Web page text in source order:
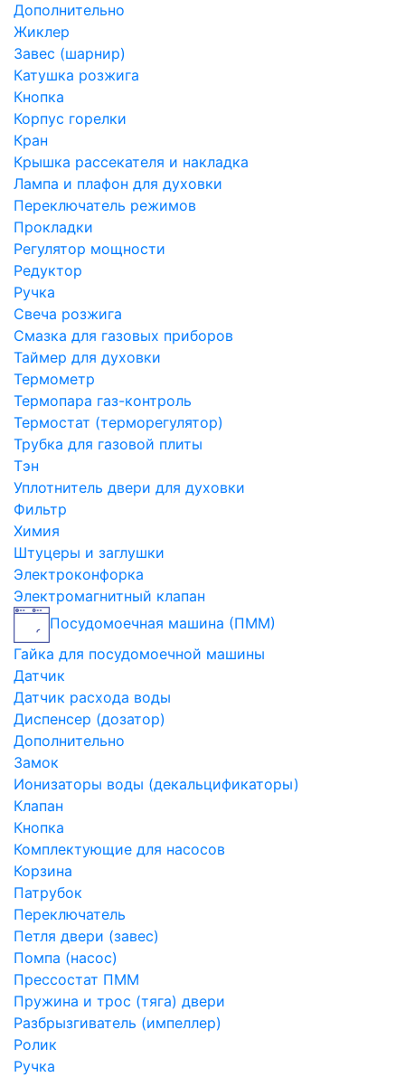
Дополнительно
Жиклер
Завес (шарнир)
Катушка розжига
Кнопка
Корпус горелки
Кран
Крышка рассекателя и накладка
Лампа и плафон для духовки
Переключатель режимов
Прокладки
Регулятор мощности
Редуктор
Ручка
Свеча розжига
Смазка для газовых приборов
Таймер для духовки
Термометр
Термопара газ-контроль
Термостат (терморегулятор)
Трубка для газовой плиты
Тэн
Уплотнитель двери для духовки
Фильтр
Химия
Штуцеры и заглушки
Электроконфорка
Электромагнитный клапан
Посудомоечная машина (ПММ)
Гайка для посудомоечной машины
Датчик
Датчик расхода воды
Диспенсер (дозатор)
Дополнительно
Замок
Ионизаторы воды (декальцификаторы)
Клапан
Кнопка
Комплектующие для насосов
Корзина
Патрубок
Переключатель
Петля двери (завес)
Помпа (насос)
Преcсостат ПММ
Пружина и трос (тяга) двери
Разбрызгиватель (импеллер)
Ролик
Ручка